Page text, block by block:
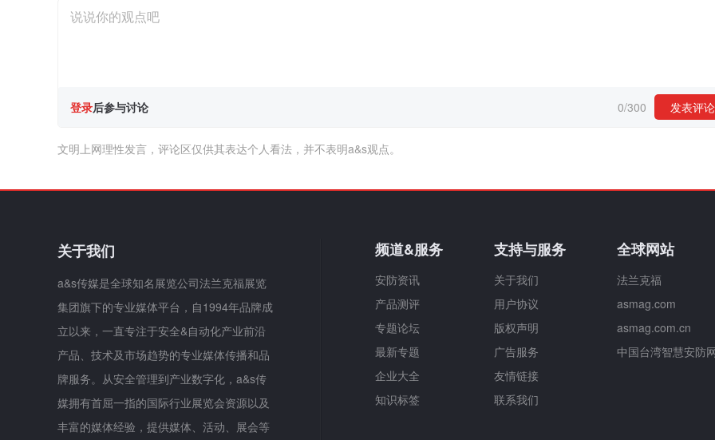
登录后参与讨论 0/300 发表评论
文明上网理性发言，评论区仅供其表达个人看法，并不表明a&s观点。
关于我们
a&s传媒是全球知名展览公司法兰克福展览
集团旗下的专业媒体平台，自1994年品牌成
立以来，一直专注于安全&自动化产业前沿
产品、技术及市场趋势的专业媒体传播和品
牌服务。从安全管理到产业数字化，a&s传
媒拥有首屈一指的国际行业展览会资源以及
丰富的媒体经验，提供媒体、活动、展会等
频道&服务
安防资讯
产品测评
专题论坛
最新专题
企业大全
知识标签
支持与服务
关于我们
用户协议
版权声明
广告服务
友情链接
联系我们
全球网站
法兰克福
asmag.com
asmag.com.cn
中国台湾智慧安防